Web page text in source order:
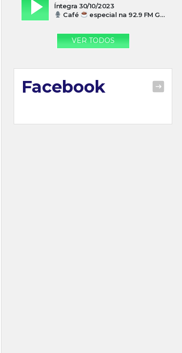
Íntegra 30/10/2023
Café
especial na 92.9 FM Guarujá com Paulo Cesar Leandres
VER TODOS
Facebook